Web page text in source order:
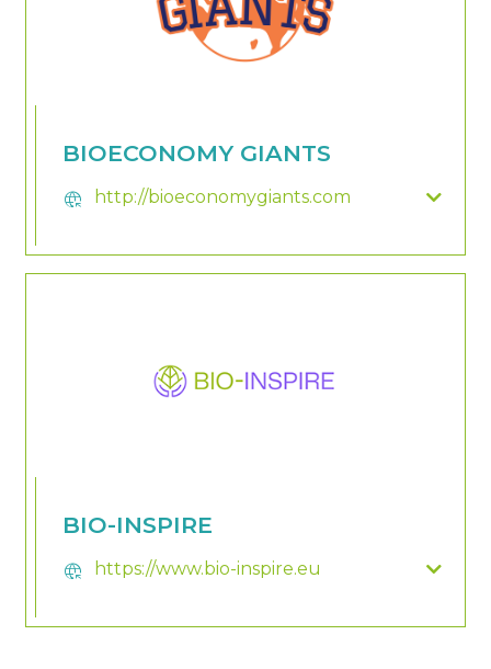
BIOECONOMY GIANTS
captive_portal http://bioeconomygiants.com
BIO-INSPIRE
captive_portal https://www.bio-inspire.eu